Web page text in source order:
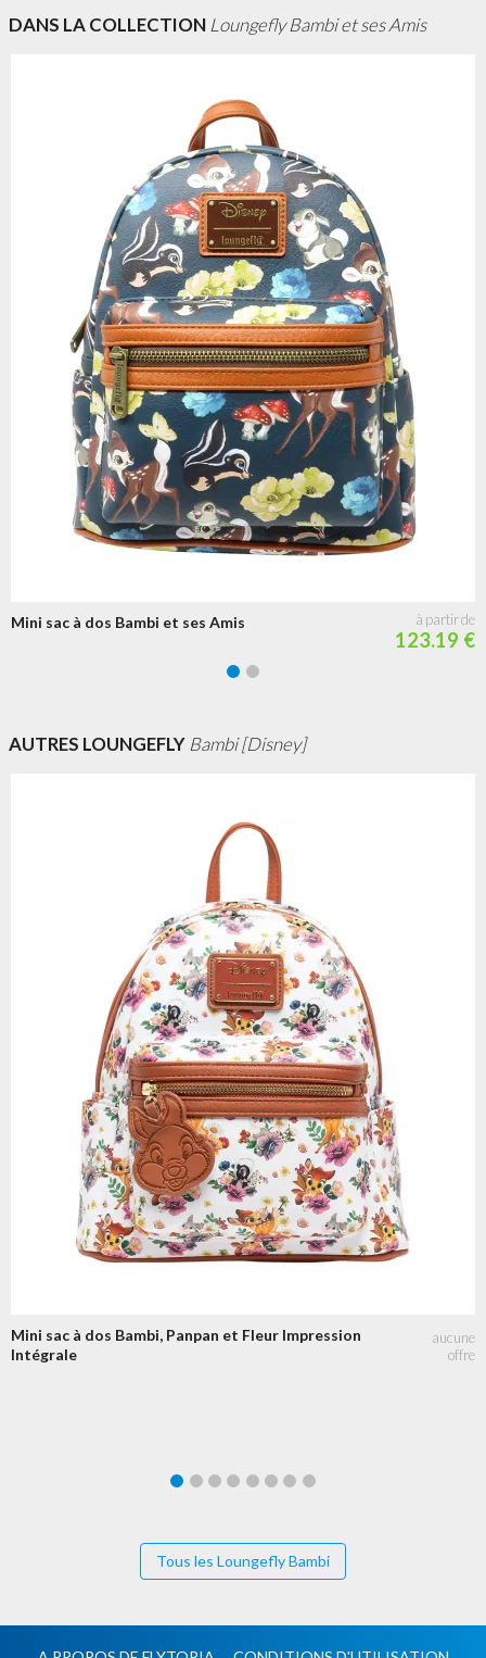
DANS LA COLLECTION Loungefly Bambi et ses Amis
Mini sac à dos Bambi et ses Amis
123.19 €
AUTRES LOUNGEFLYBambi [Disney]
Mini sac à dos Bambi, Panpan et Fleur Impression
Intégrale
Tous les Loungefly Bambi